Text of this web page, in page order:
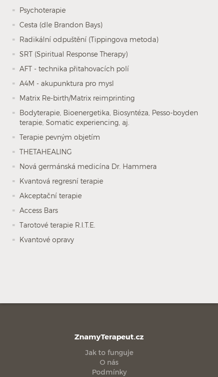
Psychoterapie
Cesta (dle Brandon Bays)
Radikální odpuštění (Tippingova metoda)
SRT (Spiritual Response Therapy)
AFT - technika přitahovacích polí
A4M - akupunktura pro mysl
Matrix Re-birth/Matrix reimprinting
Bodyterapie, Bioenergetika, Biosyntéza, Pesso-boyden
terapie, Somatic experiencing, aj.
Terapie pevným objetím
THETAHEALING
Nová germánská medicína Dr. Hammera
Kvantová regresní terapie
Akceptační terapie
Access Bars
Tarotové terapie R.I.T.E.
Kvantové opravy
ZnamyTerapeut.cz
Jak to funguje
O nás
Podmínky